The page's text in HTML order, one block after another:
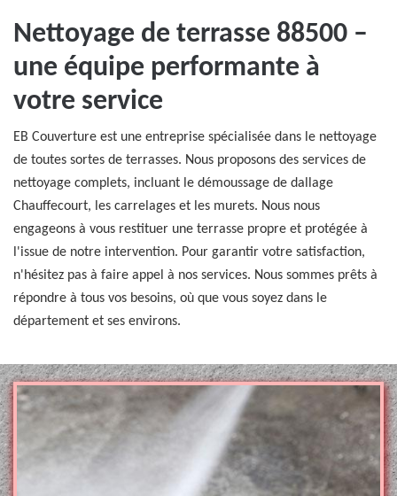
Nettoyage de terrasse 88500 –
une équipe performante à
votre service
EB Couverture est une entreprise spécialisée dans le nettoyage
de toutes sortes de terrasses. Nous proposons des services de
nettoyage complets, incluant le démoussage de dallage
Chauffecourt, les carrelages et les murets. Nous nous
engageons à vous restituer une terrasse propre et protégée à
l'issue de notre intervention. Pour garantir votre satisfaction,
n'hésitez pas à faire appel à nos services. Nous sommes prêts à
répondre à tous vos besoins, où que vous soyez dans le
département et ses environs.